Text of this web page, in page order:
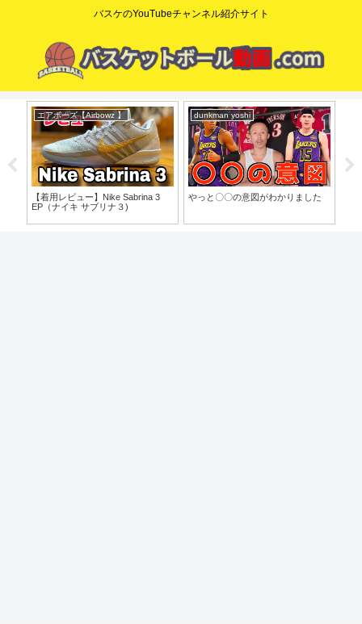
バスケのYouTubeチャンネル紹介サイト
エアボーズ【Airbowz 】
【着用レビュー】Nike Sabrina 3
EP（ナイキ サブリナ３)
dunkman yoshi
やっと〇〇の意図がわかりました